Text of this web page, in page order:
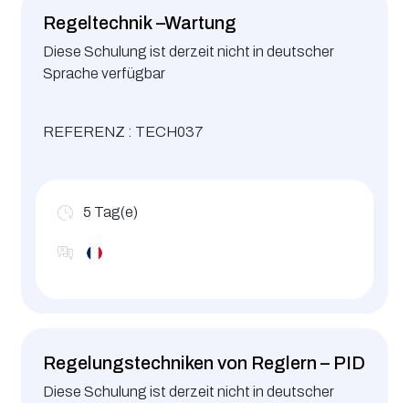
Regeltechnik –Wartung
Diese Schulung ist derzeit nicht in deutscher
Sprache verfügbar
REFERENZ : TECH037
5 Tag(e)
Regelungstechniken von Reglern – PID
Diese Schulung ist derzeit nicht in deutscher